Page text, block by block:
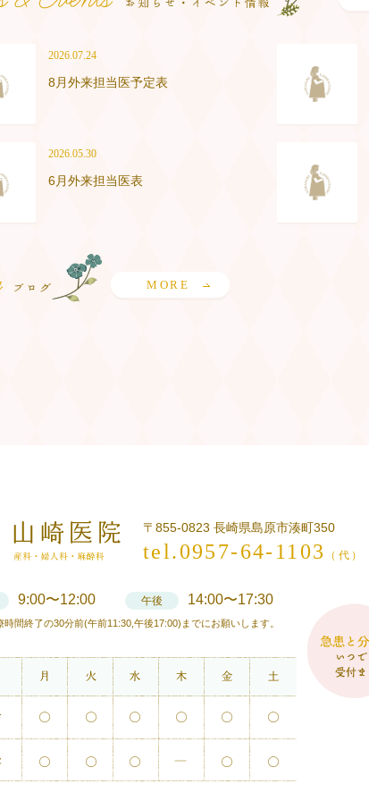
2026.07.24
8月外来担当医予定表
2026.05.30
6月外来担当医表
MORE
〒855-0823 長崎県島原市湊町350
tel.0957-64-1103 （代）
9:00〜12:00 午後 14:00〜17:30
時間終了の30分前(午前11:30,午後17:00)までにお願いします。